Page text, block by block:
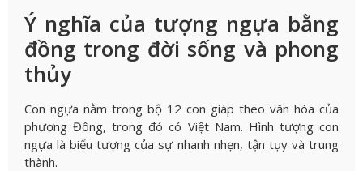
Ý nghĩa của tượng ngựa bằng
đồng trong đời sống và phong
thủy
Con ngựa nằm trong bộ 12 con giáp theo văn hóa của
phương Đông, trong đó có Việt Nam. Hình tượng con
ngựa là biểu tượng của sự nhanh nhẹn, tận tụy và trung
thành.